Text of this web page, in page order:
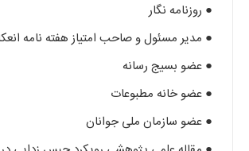
● روزنامه نگار
● مدیر مسئول و صاحب امتیاز هفته نامه
● عضو بسیج رسانه
● عضو خانه مطبوعات
● عضو سازمان ملی جوانان